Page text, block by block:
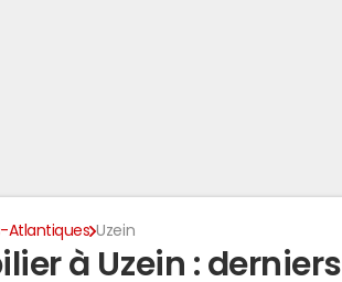
Atlantiques Uzein
à Uzein : derniers